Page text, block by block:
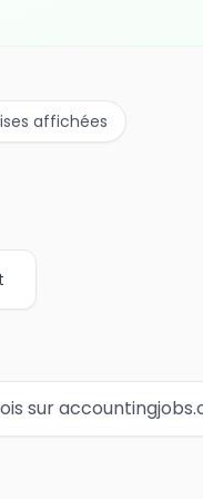
affichées
sur